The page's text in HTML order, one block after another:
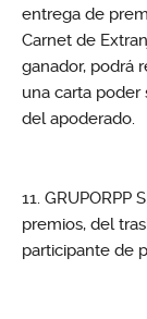
entrega de
Carnet de
ganador, podrá
una carta poder
del apoderado.
GRUPORPP
premios, del
participante de